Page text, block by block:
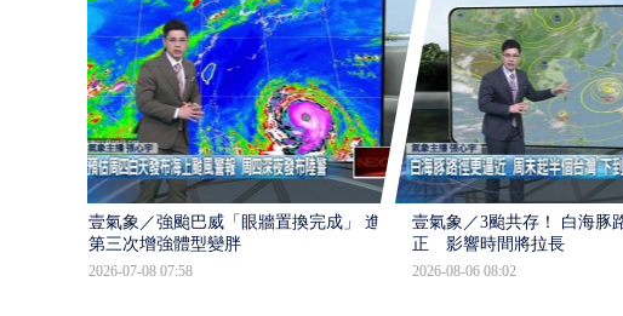
壹氣象／強颱巴威「眼牆置換完成」 進入
第三次增強體型變胖
2026-07-08 07:58
壹氣象／3颱共存！ 白海豚
正 影響時間將拉長
2026-08-06 08:02